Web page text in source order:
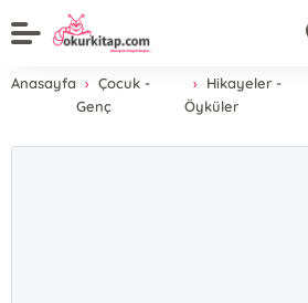
Anasayfa
Çocuk -
Genç
Hikayeler -
Öyküler